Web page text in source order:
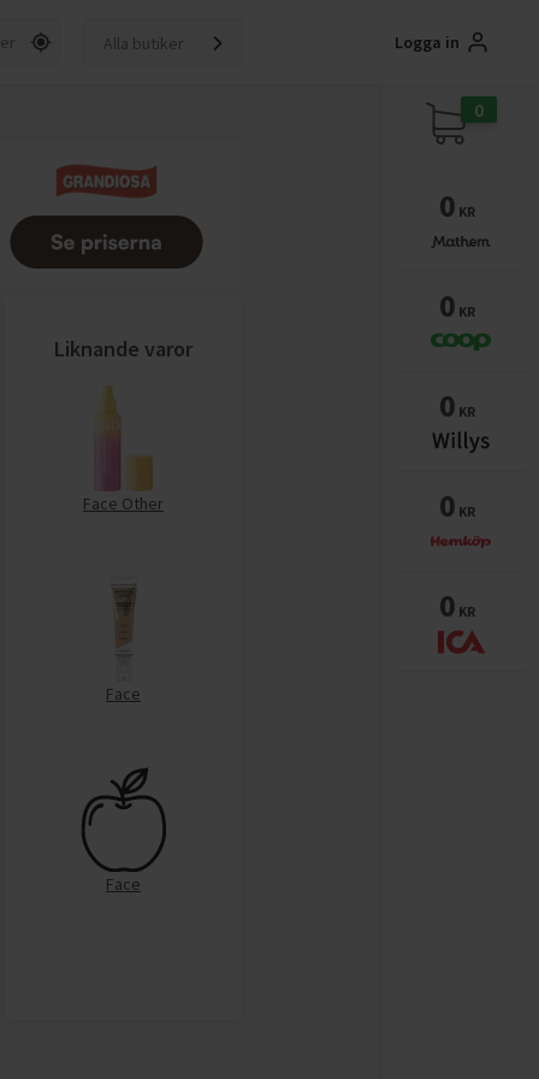
Alla butiker Logga in
Liknande varor
Face Other
Face
Face
0
0 KR
0 KR
0 KR
0 KR
0 KR